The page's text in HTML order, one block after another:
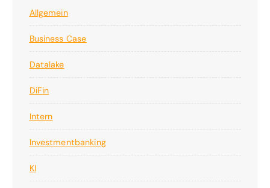
Allgemein
Business Case
Datalake
DiFin
Intern
Investmentbanking
KI